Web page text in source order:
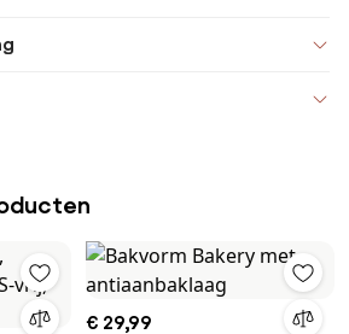
€ 29,99